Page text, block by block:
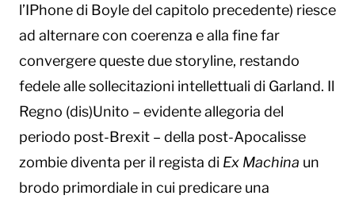
l’IPhone di Boyle del capitolo precedente) riesce
ad alternare con coerenza e alla fine far
convergere queste due storyline, restando
fedele alle sollecitazioni intellettuali di Garland. Il
Regno (dis)Unito – evidente allegoria del
periodo post-Brexit – della post-Apocalisse
zombie diventa per il regista di Ex Machina un
brodo primordiale in cui predicare una